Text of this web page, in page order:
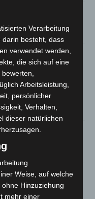
Langenhagen
Market“ erhoben
bei
Oper im
Cloud-
Verarbeitung
besteht, dass
verwendet werden,
die sich auf eine
Arbeitsleistung,
persönlicher
Verhalten,
dieser natürlichen
Weise, auf welche
Hinzuziehung
mehr einer